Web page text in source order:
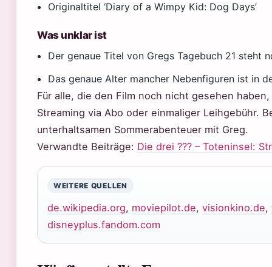
Originaltitel ‘Diary of a Wimpy Kid: Dog Days’
Was unklar ist
Der genaue Titel von Gregs Tagebuch 21 steht
Das genaue Alter mancher Nebenfiguren ist in
Für alle, die den Film noch nicht gesehen
Streaming via Abo oder einmaliger Leihgebühr.
unterhaltsamen Sommerabenteuer mit Greg.
Verwandte Beiträge: Die drei ??? – Toteninsel:
WEITERE QUELLEN
de.wikipedia.org, moviepilot.de, visionkino.de,
disneyplus.fandom.com